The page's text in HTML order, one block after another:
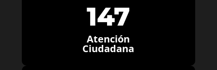
147
Atención
Ciudadana